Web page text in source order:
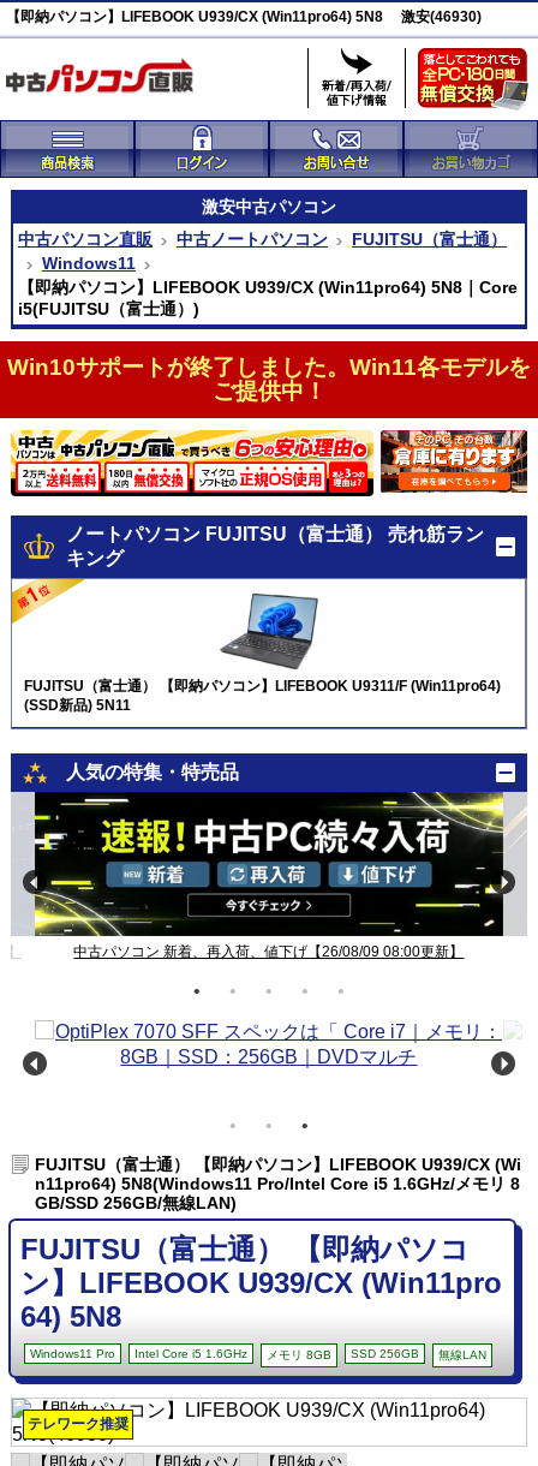
【即納パソコン】LIFEBOOK U939/CX (Win11pro64) 5N8 激安(46930)
激安中古パソコン
中古パソコン直販
中古ノートパソコン
FUJITSU（富士通）
Windows11
【即納パソコン】LIFEBOOK U939/CX (Win11pro64) 5N8｜Core
i5(FUJITSU（富士通）)
Win10サポートが終了しました。Win11各モデルを
ご提供中！
ノートパソコン FUJITSU（富士通） 売れ筋ラン
キング
FUJITSU（富士通） 【即納パソコン】LIFEBOOK U9311/F (Win11pro64)
(SSD新品) 5N11
人気の特集・特売品
中古パソコン 新着、再入荷、値下げ【26/08/09 08:00更新】
FUJITSU（富士通） 【即納パソコン】LIFEBOOK U939/CX (Wi
n11pro64) 5N8(Windows11 Pro/Intel Core i5 1.6GHz/メモリ 8
GB/SSD 256GB/無線LAN)
FUJITSU（富士通） 【即納パソコ
ン】LIFEBOOK U939/CX (Win11pro
64) 5N8
Windows11 Pro Intel Core i5 1.6GHz メモリ 8GB SSD 256GB 無線LAN
テレワーク推奨